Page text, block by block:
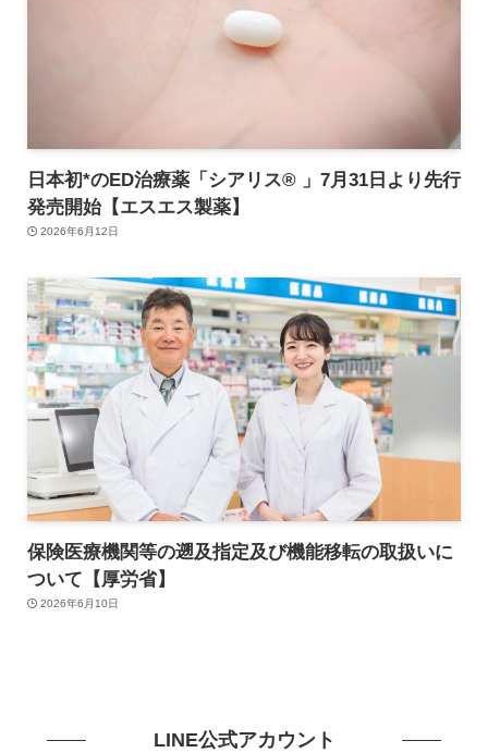
日本初*のED治療薬「シアリス® 」7月31日より先行
発売開始【エスエス製薬】
2026年6月12日
保険医療機関等の遡及指定及び機能移転の取扱いに
ついて【厚労省】
2026年6月10日
LINE公式アカウント